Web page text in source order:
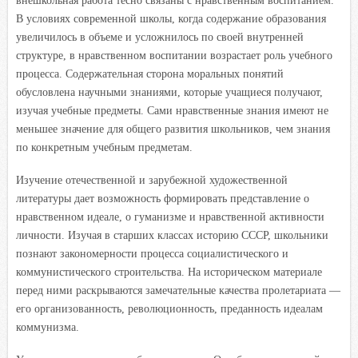
В условиях современной школы, когда содержание образования
увеличилось в объеме и усложнилось по своей внутренней
структуре, в нравственном воспитании возрастает роль учебного
процесса. Содержательная сторона моральных понятий
обусловлена научными знаниями, которые учащиеся получают,
изучая учебные предметы. Сами нравственные знания имеют не
меньшее значение для общего развития школьников, чем знания
по конкретным учебным предметам.
Изучение отечественной и зарубежной художественной
литературы дает возможность формировать представление о
нравственном идеале, о гуманизме и нравственной активности
личности. Изучая в старших классах историю СССР, школьники
познают закономерности процесса социалистического и
коммунистического строительства. На историческом материале
перед ними раскрываются замечательные качества пролетариата —
его организованность, революционность, преданность идеалам
коммунизма.